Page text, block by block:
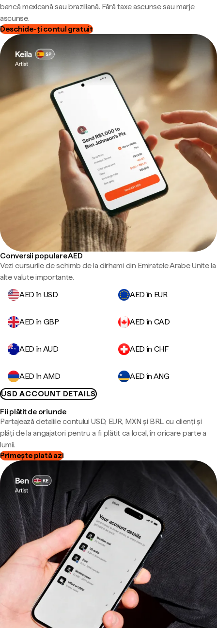
bancă mexicană sau braziliană. Fără taxe ascunse sau marje
ascunse.
Deschide-ți contul gratuit
Conversii populare AED
Vezi cursurile de schimb de la dirhami din Emiratele Arabe Unite la
alte valute importante.
AED în USD
AED în EUR
AED în GBP AED în CAD
AED în AUD AED în CHF
AED în AMD
AED în ANG
USD ACCOUNT DETAILS
Fii plătit de oriunde
Partajează detaliile contului USD, EUR, MXN și BRL cu clienți și
plăți de la angajatori pentru a fi plătit ca local, în oricare parte a
lumii.
Primește plată azi